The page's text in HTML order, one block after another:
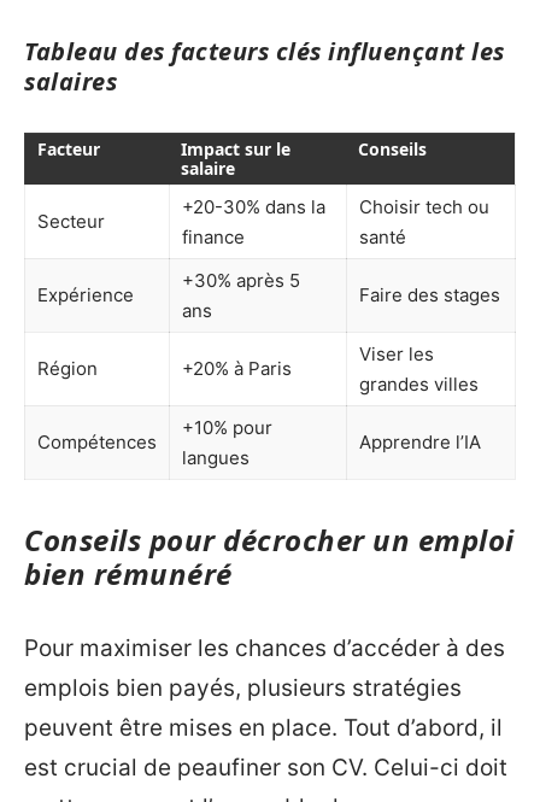
Tableau des facteurs clés influençant les
salaires
Facteur
Impact sur le
salaire
Conseils
Secteur
+20-30% dans la
finance
Choisir tech ou
santé
Expérience
+30% après 5
ans
Faire des stages
Région +20% à Paris
Viser les
grandes villes
Compétences
+10% pour
langues
Apprendre l’IA
Conseils pour décrocher un emploi
bien rémunéré
Pour maximiser les chances d’accéder à des
emplois bien payés, plusieurs stratégies
peuvent être mises en place. Tout d’abord, il
est crucial de peaufiner son CV. Celui-ci doit